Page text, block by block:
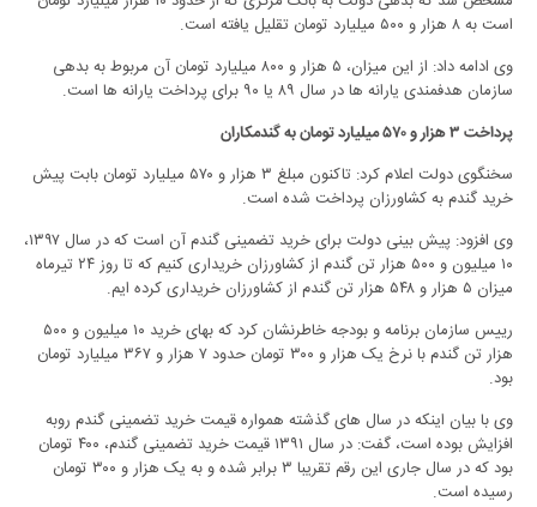
است به ٨ هزار و ۵٠٠ میلیارد تومان تقلیل یافته است.
وی ادامه داد: از این میزان، ۵ هزار و ۸۰۰ میلیارد تومان آن مربوط به بدهی
سازمان هدفمندی یارانه ها در سال ٨٩ یا ٩٠ برای پرداخت یارانه ها است.
پرداخت ۳ هزار و ۵۷۰ میلیارد تومان به گندمکاران
سخنگوی دولت اعلام کرد: تاکنون مبلغ ۳ هزار و ۵۷۰ میلیارد تومان بابت پیش
خرید گندم به کشاورزان پرداخت شده است.
وی افزود: پیش بینی دولت برای خرید تضمینی گندم آن است که در سال ۱۳۹۷،
۱۰ میلیون و ۵۰۰ هزار تن گندم از کشاورزان خریداری کنیم که تا روز ۲۴ تیرماه
میزان ۵ هزار و ۵۴۸ هزار تن گندم از کشاورزان خریداری کرده ایم.
رییس سازمان برنامه و بودجه خاطرنشان کرد که بهای خرید ۱۰ میلیون و ۵۰۰
هزار تن گندم با نرخ یک هزار و ۳۰۰ تومان حدود ۷ هزار و ۳۶۷ میلیارد تومان
بود.
وی با بیان اینکه در سال های گذشته همواره قیمت خرید تضمینی گندم روبه
افزایش بوده است، گفت: در سال ۱۳۹۱ قیمت خرید تضمینی گندم، ۴۰۰ تومان
بود که در سال جاری این رقم تقریبا ۳ برابر شده و به یک هزار و ۳۰۰ تومان
رسیده است.